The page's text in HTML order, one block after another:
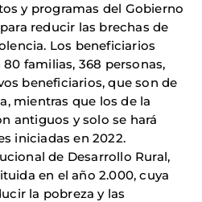
y programas del Gobierno
reducir las brechas de
Los beneficiarios
familias, 368 personas,
beneficiarios, que son de
mientras que los de la
antiguos y solo se hará
iniciadas en 2022.
de Desarrollo Rural,
en el año 2.000, cuya
la pobreza y las